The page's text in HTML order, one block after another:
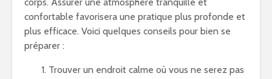
confortable favorisera une pratique plus profonde et
plus efficace. Voici quelques conseils pour bien se
préparer :
Trouver un endroit calme où vous ne serez pas